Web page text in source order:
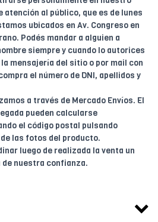
al público, que es de lunes
ubicados en Av. Congreso en
Podés mandar a alguien a
siempre y cuando lo autorices
mensajería del sitio o por mail con
el número de DNI, apellidos y
a través de Mercado Envíos. El
pueden calcularse
el código postal pulsando
las fotos del producto.
luego de realizada la venta un
de nuestra confianza.